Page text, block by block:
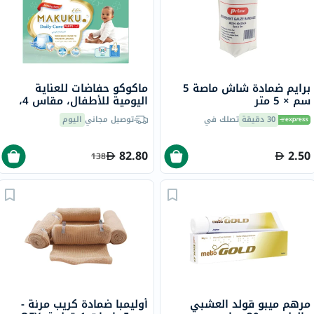
برايم ضمادة شاش ماصة 5
سم × 5 متر
30 دقيقة تصلك في
2.50
ماكوكو حفاضات للعناية
اليومية للأطفال، مقاس 4،
كبير، لوزن 9 إلى 14 كجم،
حزمة جامبو من 88
توصيل مجاني اليوم
82.80
138
مرهم ميبو قولد العشبي أوليمبا ضمادة كريب مرنة -